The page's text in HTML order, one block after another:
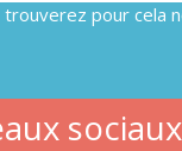
pour cela